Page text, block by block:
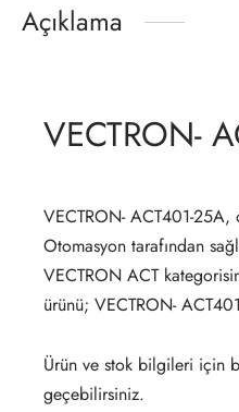
Açıklama
VECTRON-
VECTRON- ACT401-
Otomasyon tarafından
VECTRON ACT
ürünü; VECTRON-
Ürün ve stok bilgileri için
geçebilirsiniz.